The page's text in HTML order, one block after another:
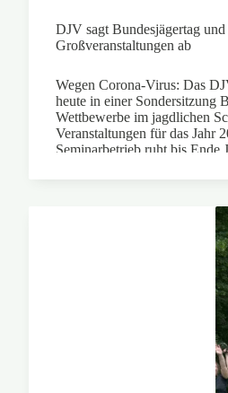
DJV sagt Bundesjägertag und
Großveranstaltungen ab
Wegen Corona-Virus: Das
heute in einer Sondersitzung
Wettbewerbe im jagdlichen
Veranstaltungen für das Jahr
Seminarbetrieb ruht bis Ende